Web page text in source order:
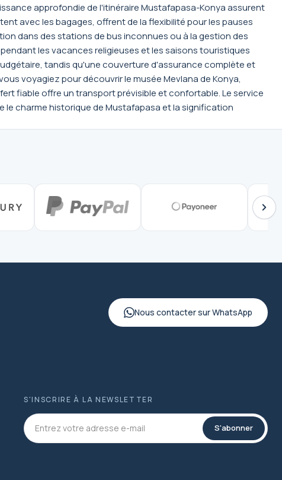
approfondie de l'itinéraire Mustafapasa-Konya assurent
avec les bagages, offrent de la flexibilité pour les pauses
dans des stations de bus inconnues ou à la gestion des
les vacances religieuses et les saisons touristiques
tandis qu'une couverture d'assurance complète et
voyagiez pour découvrir le musée Mevlana de Konya,
fiable offre un transport prévisible et confortable. Le service
charme historique de Mustafapasa et la signification
Nous contacter sur WhatsApp
S'INSCRIRE À LA NEWSLETTER
S'abonner